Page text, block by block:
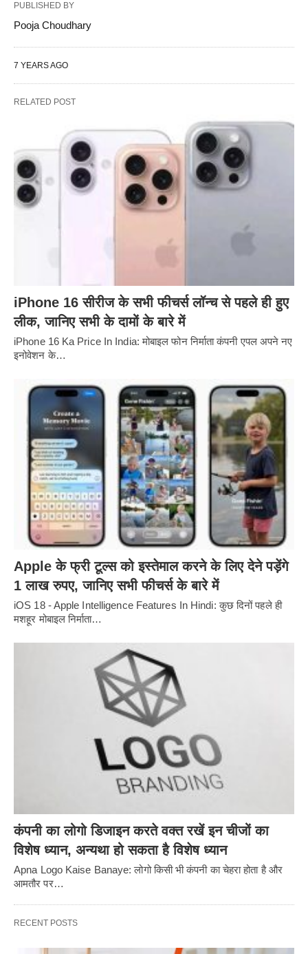
PUBLISHED BY
Pooja Choudhary
7 YEARS AGO
RELATED POST
iPhone 16 सीरीज के सभी फीचर्स लॉन्च से पहले ही हुए
लीक, जानिए सभी के दामों के बारे में
iPhone 16 Ka Price In India: मोबाइल फोन निर्माता कंपनी एपल अपने नए
इनोवेशन के…
Apple के फ्री टूल्स को इस्तेमाल करने के लिए देने पड़ेंगे
1 लाख रुपए, जानिए सभी फीचर्स के बारे में
iOS 18 - Apple Intelligence Features In Hindi: कुछ दिनों पहले ही
मशहूर मोबाइल निर्माता…
कंपनी का लोगो डिजाइन करते वक्त रखें इन चीजों का
विशेष ध्यान, अन्यथा हो सकता है विशेष ध्यान
Apna Logo Kaise Banaye: लोगो किसी भी कंपनी का चेहरा होता है और
आमतौर पर…
RECENT POSTS